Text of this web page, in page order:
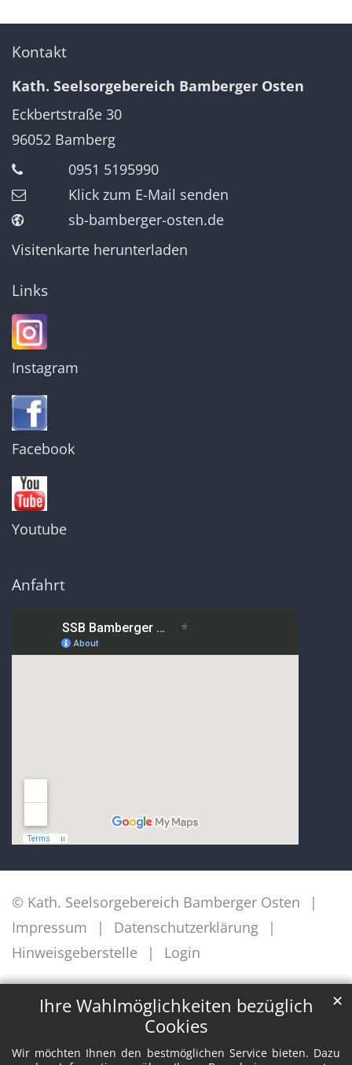
Ihre Wahlmöglichkeiten bezüglich
Cookies
Wir möchten Ihnen den bestmöglichen Service bieten. Dazu
✕
Kontakt
Kath. Seelsorgebereich Bamberger Osten
Eckbertstraße 30
96052 Bamberg
0951 5195990
Klick zum E-Mail senden
sb-bamberger-osten.de
Visitenkarte herunterladen
Links
Instagram
Facebook
Youtube
Anfahrt
© Kath. Seelsorgebereich Bamberger Osten
Impressum
Datenschutzerklärung
Hinweisgeberstelle
Login